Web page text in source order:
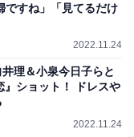
ですね」「見てるだけ
2022.11.24
理＆小泉今日子らと
ショット！ ドレスや
2022.11.24